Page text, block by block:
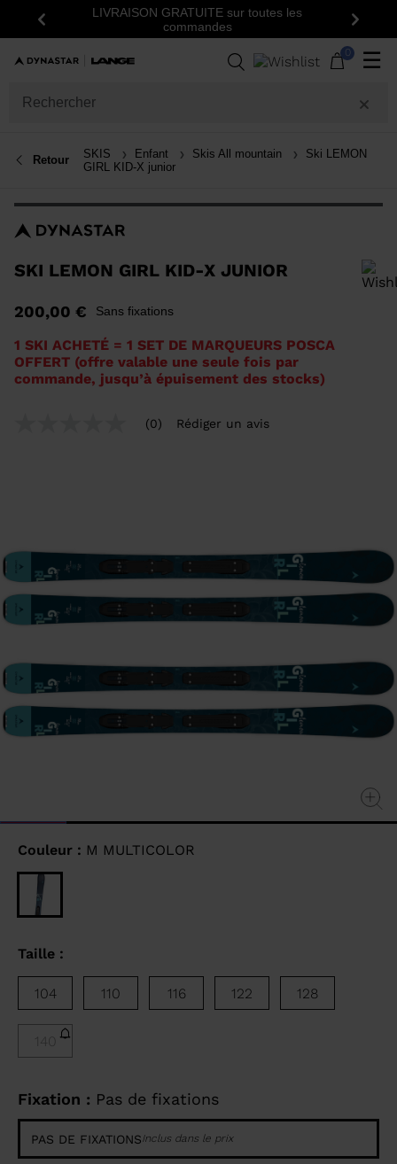
Précédent
Inscrivez-vous à la newsletter: -15% sur votre
première commande!
0 ☰
Retour SKIS Enfant Skis All mountain
Ski LEMON
GIRL KID-X junior
SKI LEMON GIRL KID-X JUNIOR
taille
200,00 € Sans fixations
1 SKI ACHETÉ = 1 SET DE MARQUEURS POSCA
OFFERT (offre valable une seule fois par
commande, jusqu’à épuisement des stocks)
(0) Rédiger un avis
Couleur : M MULTICOLOR
Taille :
104 110 116 122 128
140
Fixation : Pas de fixations
PAS DE FIXATIONSInclus dans le prix